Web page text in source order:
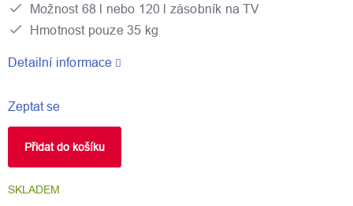
SKLADEM
Přidat do košíku
Možnost 68 l nebo 120 l zásobník na TV
Hmotnost pouze 35 kg
Detailní informace
Zeptat se